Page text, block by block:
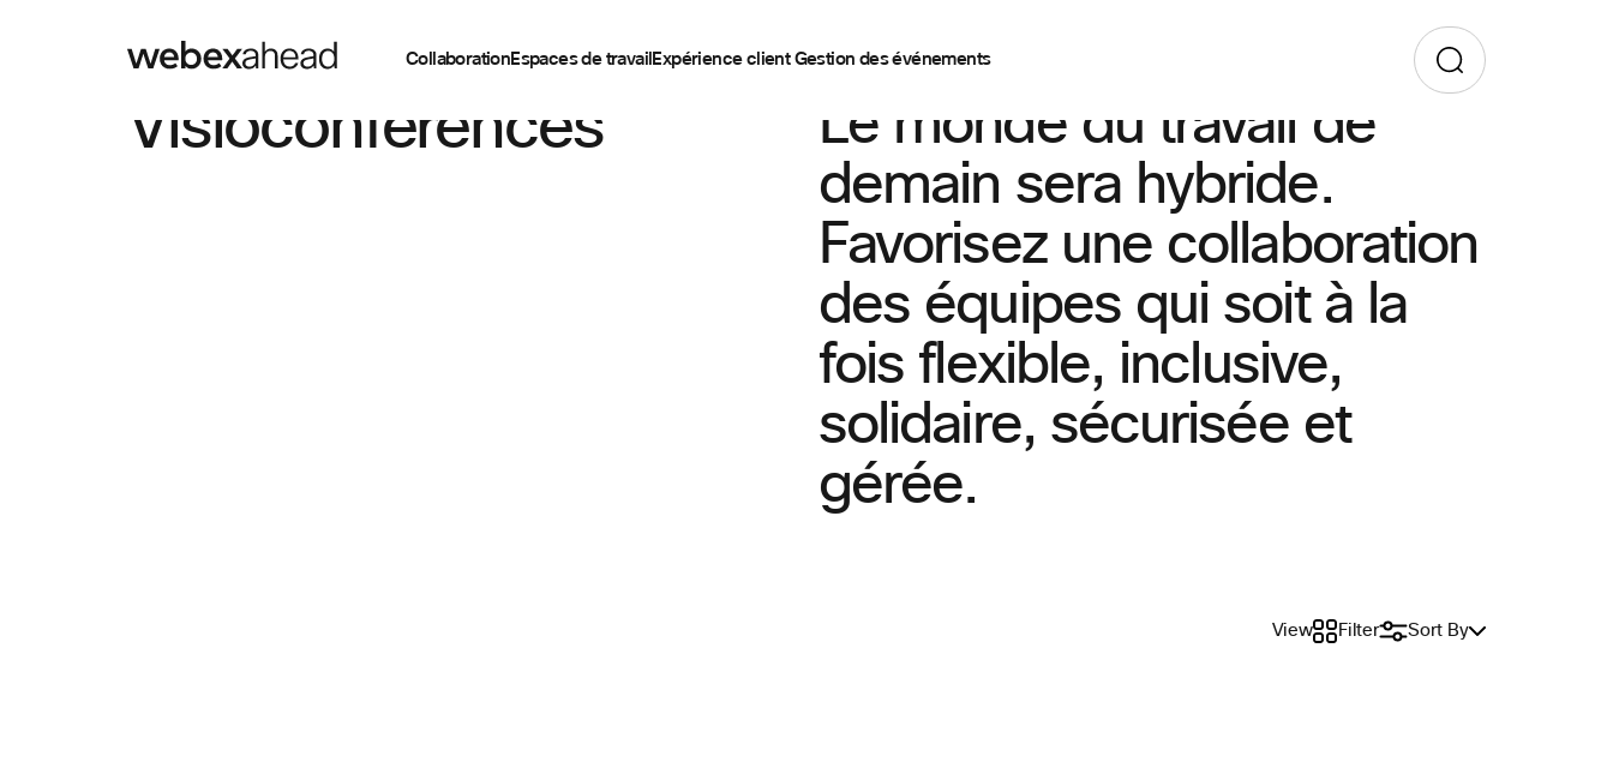
CollaborationEspaces de travailExpérience clientGestion des événements
Visioconférences
Le monde du travail de
demain sera hybride.
Favorisez une collaboration
des équipes qui soit à la
fois flexible, inclusive,
solidaire, sécurisée et
gérée.
View Filter Sort By